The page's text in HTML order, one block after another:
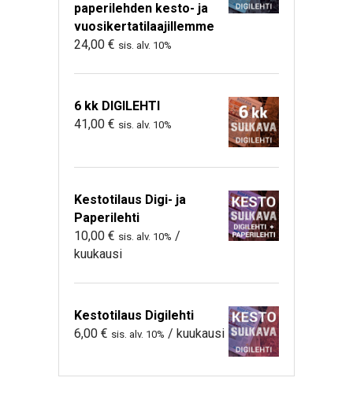
paperilehden kesto- ja
vuosikertatilaajillemme
24,00 € sis. alv. 10%
6 kk DIGILEHTI
41,00 € sis. alv. 10%
Kestotilaus Digi- ja
Paperilehti
10,00 € sis. alv. 10% /
kuukausi
Kestotilaus Digilehti
6,00 € sis. alv. 10% / kuukausi